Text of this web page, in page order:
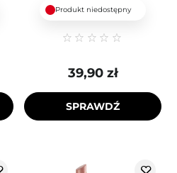
Produkt niedostępny
39,90 zł
SPRAWDŹ